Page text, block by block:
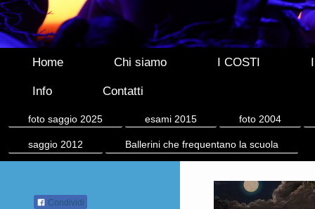
Home Chi siamo I COSTI
Info Contatti
foto saggio 2025 esami 2015 foto 2004
saggio 2012 Ballerini che frequentano la scuola
Condividi